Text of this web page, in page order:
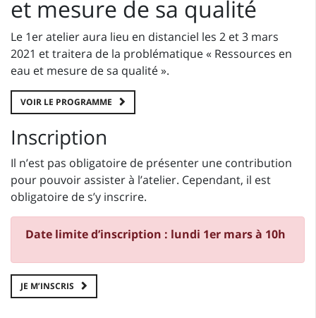
et mesure de sa qualité
Le 1er atelier aura lieu en distanciel les 2 et 3 mars
2021 et traitera de la problématique « Ressources en
eau et mesure de sa qualité ».
VOIR LE PROGRAMME
Inscription
Il n’est pas obligatoire de présenter une contribution
pour pouvoir assister à l’atelier. Cependant, il est
obligatoire de s’y inscrire.
Date limite d’inscription : lundi 1er mars à 10h
JE M’INSCRIS